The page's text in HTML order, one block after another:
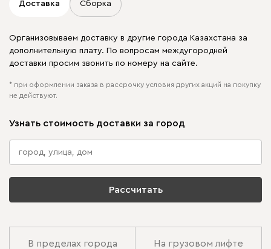
Доставка Сборка
Организовываем доставку в другие города Казахстана за
дополнительную плату. По вопросам междугородней
доставки просим звонить по номеру на сайте.
* при оформлении заказа в рассрочку условия других акций на покупку
не действуют.
Узнать стоимость доставки за город
Рассчитать
В пределах города На грузовом лифте